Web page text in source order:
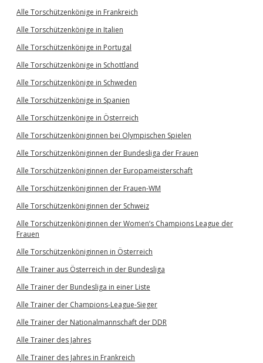
Alle Torschützenkönige in Frankreich
Alle Torschützenkönige in Italien
Alle Torschützenkönige in Portugal
Alle Torschützenkönige in Schottland
Alle Torschützenkönige in Schweden
Alle Torschützenkönige in Spanien
Alle Torschützenkönige in Österreich
Alle Torschützenköniginnen bei Olympischen Spielen
Alle Torschützenköniginnen der Bundesliga der Frauen
Alle Torschützenköniginnen der Europameisterschaft
Alle Torschützenköniginnen der Frauen-WM
Alle Torschützenköniginnen der Schweiz
Alle Torschützenköniginnen der Women’s Champions League der
Frauen
Alle Torschützenköniginnen in Österreich
Alle Trainer aus Österreich in der Bundesliga
Alle Trainer der Bundesliga in einer Liste
Alle Trainer der Champions-League-Sieger
Alle Trainer der Nationalmannschaft der DDR
Alle Trainer des Jahres
Alle Trainer des Jahres in Frankreich